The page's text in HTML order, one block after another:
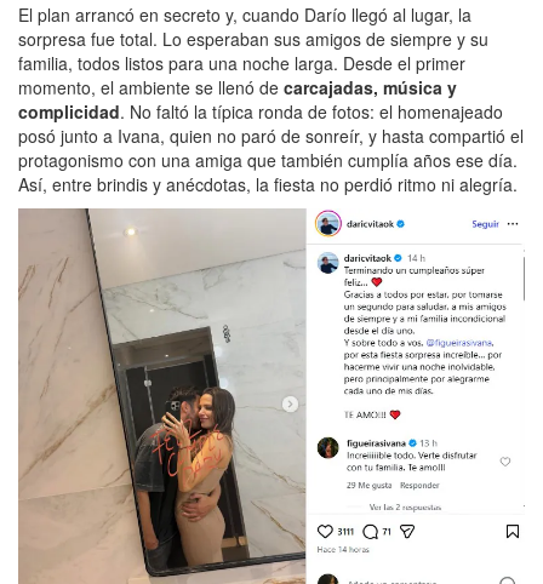
El plan arrancó en secreto y, cuando Darío llegó al lugar, la
sorpresa fue total. Lo esperaban sus amigos de siempre y su
familia, todos listos para una noche larga. Desde el primer
momento, el ambiente se llenó de carcajadas, música y
complicidad. No faltó la típica ronda de fotos: el homenajeado
posó junto a Ivana, quien no paró de sonreír, y hasta compartió el
protagonismo con una amiga que también cumplía años ese día.
Así, entre brindis y anécdotas, la fiesta no perdió ritmo ni alegría.